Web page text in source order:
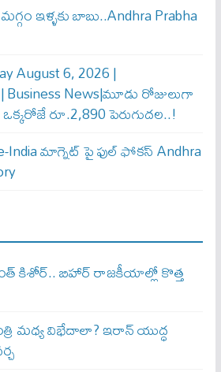
ఇళ్ళ‌కు బాబు..Andhra Prabha
August 6, 2026 |
Business News|మూడు రోజులుగా
రూ.2,890 పెరుగుద‌ల‌..!
India మాగ్నెట్ పై ఫుల్ ఫోక‌స్ Andhra
కిశోర్.. బిహార్ రాజకీయాల్లో కొత్త
మధ్య విభేదాలా? ఇరాన్ యుద్ధ